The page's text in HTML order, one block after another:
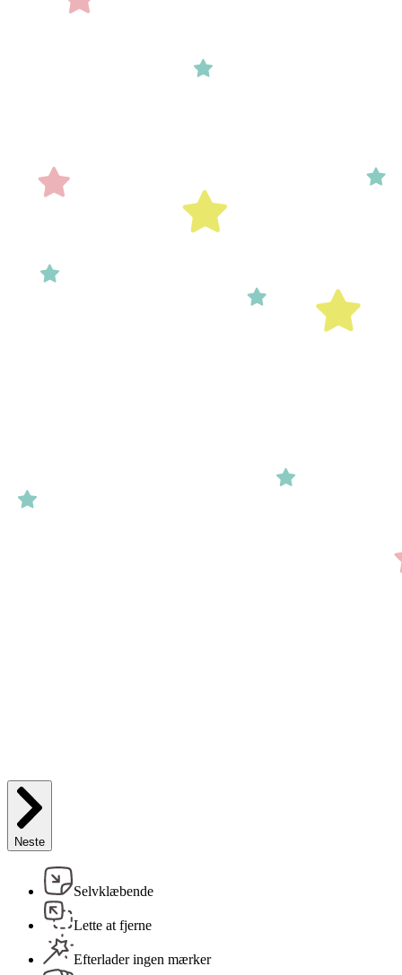
Neste
Selvklæbende
Lette at fjerne
Efterlader ingen mærker